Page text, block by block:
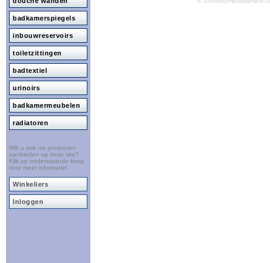
badkamerspiegels
inbouwreservoirs
toiletzittingen
badtextiel
urinoirs
badkamermeubelen
radiatoren
Wilt u ook uw producten
aanbieden op deze site?
Klik op onderstaande knop
voor meer informatie!
Winkeliers
Inloggen